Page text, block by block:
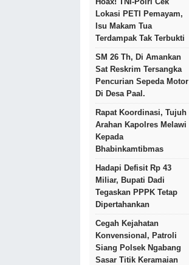
Lokasi PETI Pemayam,
Isu Makam Tua
Terdampak Tak Terbukti
SM 26 Th, Di Amankan
Sat Reskrim Tersangka
Pencurian Sepeda Motor
Di Desa Paal.
Rapat Koordinasi, Tujuh
Arahan Kapolres Melawi
Kepada
Bhabinkamtibmas
Hadapi Defisit Rp 43
Miliar, Bupati Dadi
Tegaskan PPPK Tetap
Dipertahankan
Cegah Kejahatan
Konvensional, Patroli
Siang Polsek Ngabang
Sasar Titik Keramaian